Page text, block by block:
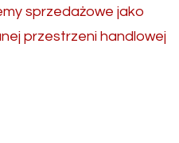
sprzedażowe jako
przestrzeni handlowej